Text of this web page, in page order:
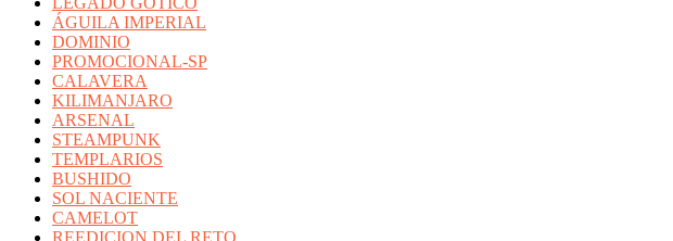
ÁGUILA IMPERIAL
DOMINIO
PROMOCIONAL-SP
CALAVERA
KILIMANJARO
ARSENAL
STEAMPUNK
TEMPLARIOS
BUSHIDO
SOL NACIENTE
CAMELOT